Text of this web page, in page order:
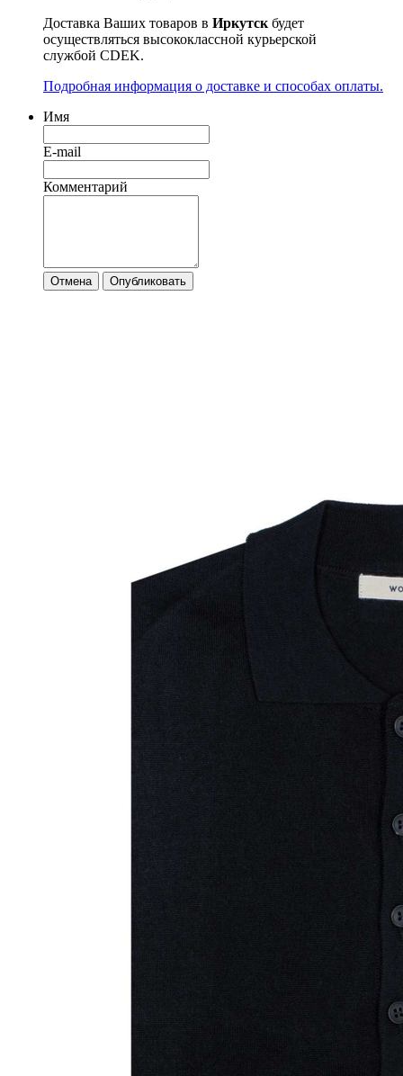
Доставка Ваших товаров в Иркутскбудет
осуществляться высококлассной курьерской
службой CDEK.
Подробная информация о доставке и способах оплаты.
Имя
E-mail
Комментарий
Отмена Опубликовать